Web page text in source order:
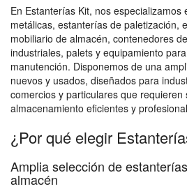
En Estanterías Kit, nos
metálicas, estanterías de paletización,
mobiliario de almacén, contenedores
industriales, palets y equipamiento
manutención. Disponemos de una
nuevos y usados, diseñados para
comercios y particulares que requieren
almacenamiento eficientes y
¿Por qué elegir
Amplia selección de
almacén